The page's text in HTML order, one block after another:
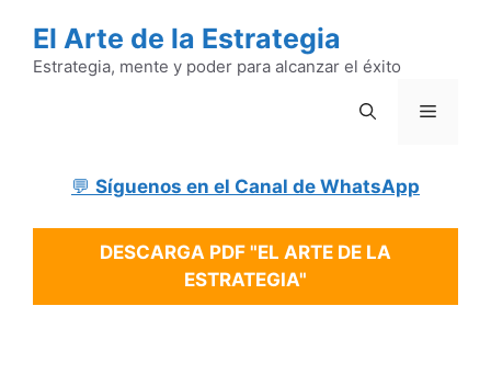
contenido
El Arte de la Estrategia
Estrategia, mente y poder para alcanzar el éxito
Menú
💬 Síguenos en el Canal de WhatsApp
DESCARGA PDF "EL ARTE DE LA
ESTRATEGIA"